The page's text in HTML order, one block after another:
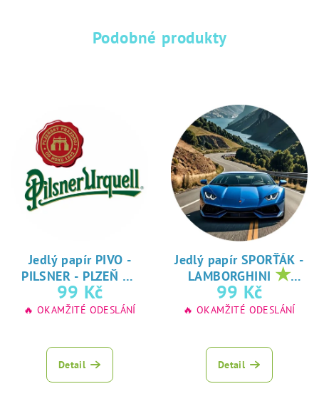
hvězdiček.
Podobné produkty
Jedlý papír PIVO -
PILSNER - PLZEŇ ★
oblíbený tisk na
jedlý papír
99 Kč
🔥 OKAMŽITÉ ODESLÁNÍ
Detail
Jedlý papír SPORŤÁK -
LAMBORGHINI ★
oblíbený tisk na
jedlý papír
99 Kč
🔥 OKAMŽITÉ ODESLÁNÍ
Detail